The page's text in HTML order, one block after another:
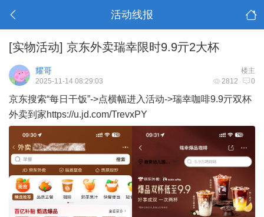
活动线报
[实物活动] 京东外卖瑞幸限时9.9亓2大杯
楼主
耀哥
2812 0
2025-11-14 08:29:03
京东搜索“每日干饭”->点横幅进入活动->瑞幸咖啡9.9亓双杯
外卖到家https://u.jd.com/TrevxPY